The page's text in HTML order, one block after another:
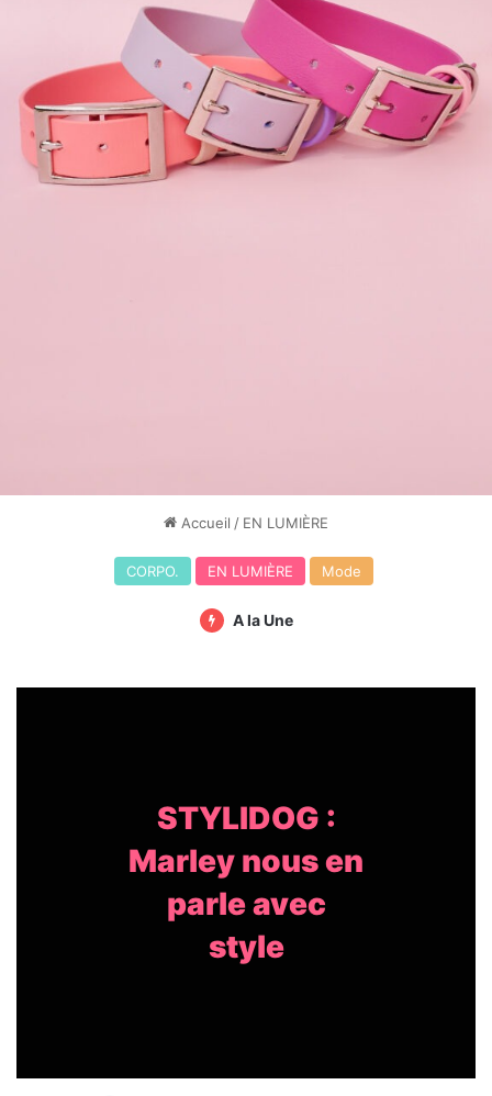
Accueil / EN LUMIÈRE
CORPO. EN LUMIÈRE Mode
A la Une
STYLIDOG :
Marley nous en
parle avec
style